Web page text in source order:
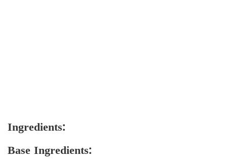
Ingredients:
Base Ingredients: